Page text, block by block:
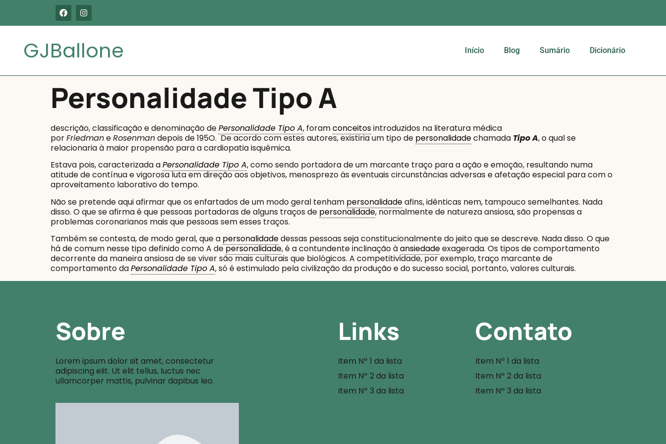
GJBallone Início Blog Sumário Dicionário
Personalidade Tipo A
descrição, classificação e denominação dePersonalidade Tipo A, foramconceitosintroduzidos na literatura médica
porFriedmaneRosenmandepois de 195O. De acordo com estes autores, existiria um tipo de personalidadechamada Tipo A, o qual se
relacionaria à maior propensão para a cardiopatia isquêmica.
Estava pois, caracterizada aPersonalidade Tipo A, como sendo portadora de um marcante traço para a ação e emoção, resultando numa
atitude de contínua e vigorosa luta em direção aos objetivos, menosprezo às eventuais circunstâncias adversas e afetação especial para com o
aproveitamento laborativo do tempo.
Não se pretende aqui afirmar que os enfartados de um modo geral tenham personalidadeafins, idênticas nem, tampouco semelhantes. Nada
disso. O que se afirma é que pessoas portadoras de alguns traços de personalidade, normalmente de natureza ansiosa, são propensas a
problemas coronarianos mais que pessoas sem esses traços.
Também se contesta, de modo geral, que a personalidadedessas pessoas seja constitucionalmente do jeito que se descreve. Nada disso. O que
há de comum nesse tipo definido como A depersonalidade, é a contundente inclinação àansiedadeexagerada. Os tipos de comportamento
decorrente da maneira ansiosa de se viver são mais culturais que biológicos. A competitividade, por exemplo, traço marcante de
comportamento daPersonalidade Tipo A, só é estimulado pela civilização da produção e do sucesso social, portanto, valores culturais.
Sobre
Lorem ipsum dolor sit amet, consectetur
adipiscing elit. Ut elit tellus, luctus nec
ullamcorper mattis, pulvinar dapibus leo.
Links
Item Nº 1 da lista
Item Nº 2 da lista
Item Nº 3 da lista
Contato
Item Nº 1 da lista
Item Nº 2 da lista
Item Nº 3 da lista